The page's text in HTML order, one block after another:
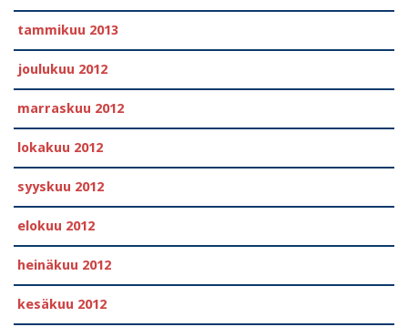
tammikuu 2013
joulukuu 2012
marraskuu 2012
lokakuu 2012
syyskuu 2012
elokuu 2012
heinäkuu 2012
kesäkuu 2012